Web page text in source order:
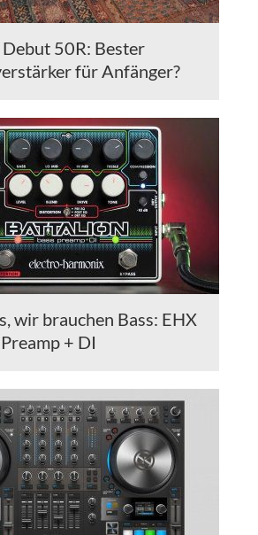
50R: Bester
für Anfänger?
wir brauchen Bass: EHX
+ DI